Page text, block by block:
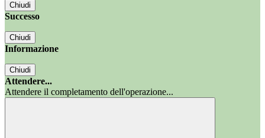
Chiudi
Successo
Chiudi
Informazione
Chiudi
Attendere...
Attendere il completamento dell'operazione...